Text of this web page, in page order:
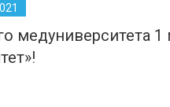
медуниверситета